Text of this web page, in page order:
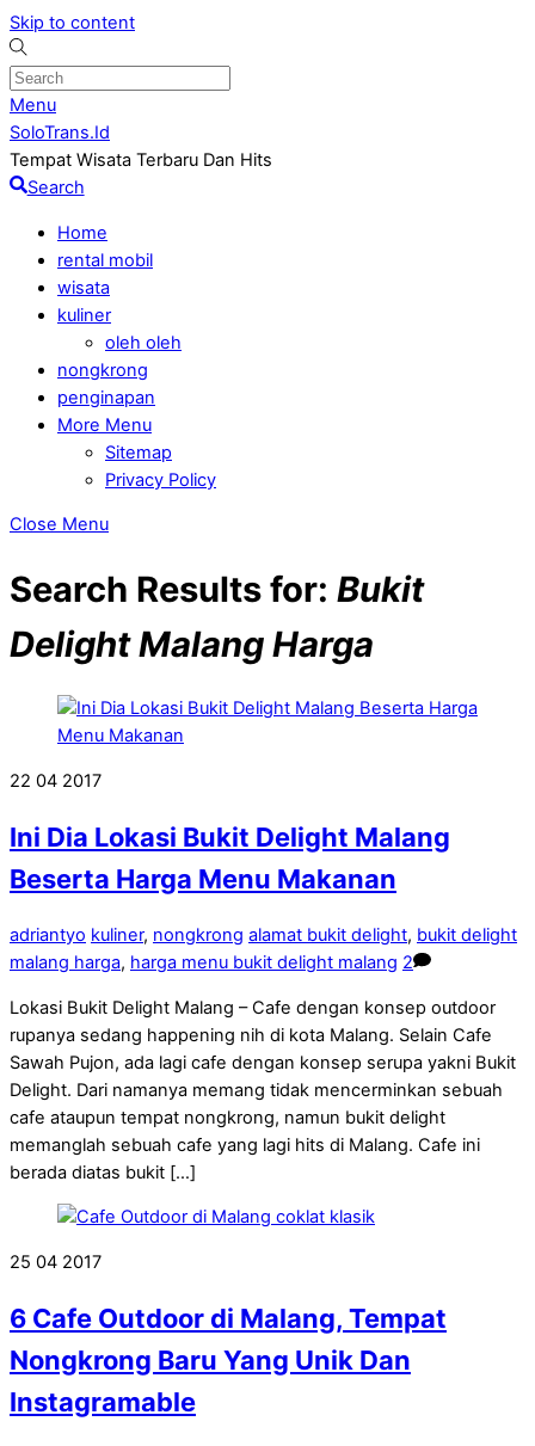
Skip to content
Menu
SoloTrans.Id
Tempat Wisata Terbaru Dan Hits
Search
Home
rental mobil
wisata
kuliner
oleh oleh
nongkrong
penginapan
More Menu
Sitemap
Privacy Policy
Close Menu
Search Results for: Bukit
Delight Malang Harga
22 04 2017
Ini Dia Lokasi Bukit Delight Malang
Beserta Harga Menu Makanan
adriantyo kuliner, nongkrong alamat bukit delight, bukit delight
malang harga, harga menu bukit delight malang 2
Lokasi Bukit Delight Malang – Cafe dengan konsep outdoor
rupanya sedang happening nih di kota Malang. Selain Cafe
Sawah Pujon, ada lagi cafe dengan konsep serupa yakni Bukit
Delight. Dari namanya memang tidak mencerminkan sebuah
cafe ataupun tempat nongkrong, namun bukit delight
memanglah sebuah cafe yang lagi hits di Malang. Cafe ini
berada diatas bukit […]
25 04 2017
6 Cafe Outdoor di Malang, Tempat
Nongkrong Baru Yang Unik Dan
Instagramable